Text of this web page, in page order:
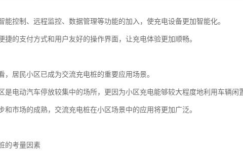
能控制、远程监控、数据管理等功能的加入，使充电设备更加智能化。
捷的支付方式和用户友好的操作界面，让充电体验更加顺畅。
，居民小区已成为交流充电桩的重要应用场景。
是电动汽车停放较集中的场所，更因为小区充电能够较大程度地利用车辆闲
和市场的成熟，交流充电桩在小区场景中的应用将更加广泛。
的考量因素